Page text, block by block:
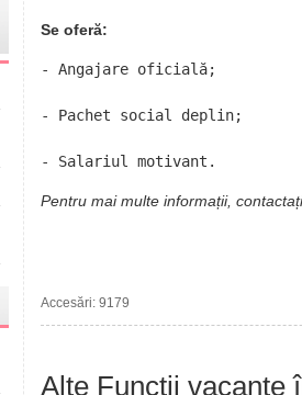
Se oferă:
- Angajare oficială;
- Pachet social deplin;
- Salariul motivant.
Pentru mai multe informații,
Accesări: 9179
Alte Funcții vacante